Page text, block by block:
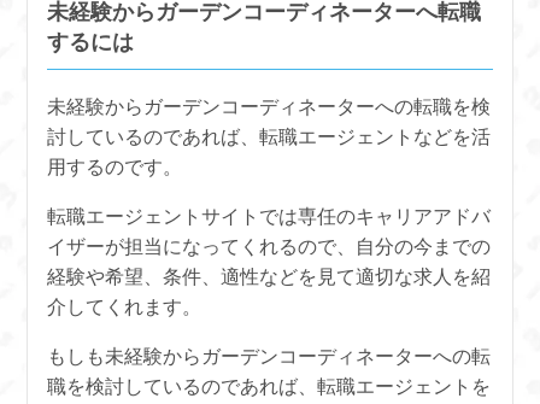
未経験からガーデンコーディネーターへ転職
するには
未経験からガーデンコーディネーターへの転職を検
討しているのであれば、転職エージェントなどを活
用するのです。
転職エージェントサイトでは専任のキャリアアドバ
イザーが担当になってくれるので、自分の今までの
経験や希望、条件、適性などを見て適切な求人を紹
介してくれます。
もしも未経験からガーデンコーディネーターへの転
職を検討しているのであれば、転職エージェントを